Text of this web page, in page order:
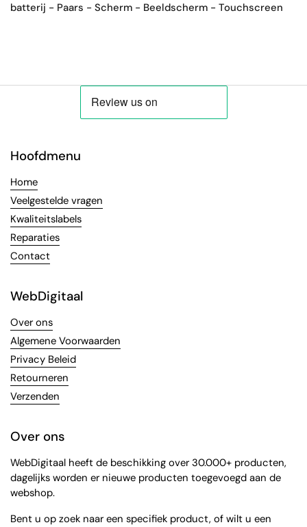
batterij - Paars - Scherm - Beeldscherm - Touchscreen
Hoofdmenu
Home
Veelgestelde vragen
Kwaliteitslabels
Reparaties
Contact
WebDigitaal
Over ons
Algemene Voorwaarden
Privacy Beleid
Retourneren
Verzenden
Over ons
WebDigitaal heeft de beschikking over 30.000+ producten,
dagelijks worden er nieuwe producten toegevoegd aan de
webshop.
Bent u op zoek naar een specifiek product, of wilt u een